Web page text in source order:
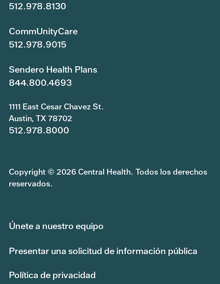
512.978.8130
CommUnityCare
512.978.9015
Sendero Health Plans
844.800.4693
1111 East Cesar Chavez St.
Austin, TX 78702
512.978.8000
Copyright © 2026 Central Health. Todos los derechos
reservados.
Únete a nuestro equipo
Presentar una solicitud de información pública
Política de privacidad